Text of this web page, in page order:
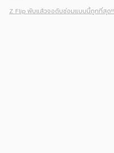
Z Flip พับแล้วจอดับซ่อมแบบนี้ถูกที่สุด!!